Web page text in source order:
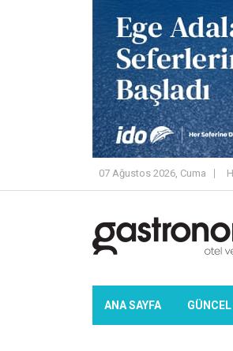
07 Ağustos 2026, Cuma
ANA SAYFA